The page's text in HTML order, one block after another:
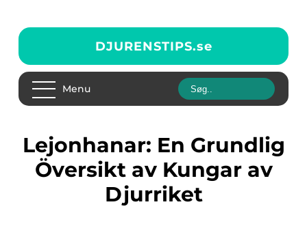
DJURENSTIPS.se
Menu
Lejonhanar: En Grundlig
Översikt av Kungar av
Djurriket